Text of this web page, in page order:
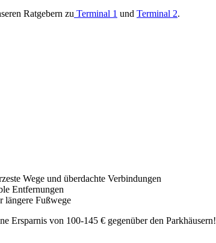
Ratgebern zu Terminal 1 und Terminal 2.
Wege und überdachte Verbindungen
Entfernungen
längere Fußwege
Ersparnis von 100-145 € gegenüber den Parkhäusern!